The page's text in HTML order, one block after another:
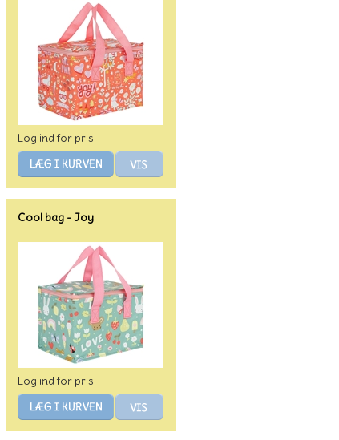
Log ind for pris!
Cool bag - Joy
Log ind for pris!